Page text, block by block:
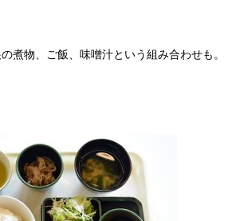
煮物、ご飯、味噌汁という組み合わせも。